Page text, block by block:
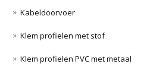
Kabeldoorvoer
Klem profielen met stof
Klem profielen PVC met metaal